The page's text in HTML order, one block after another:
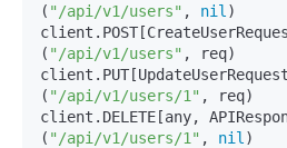
( "/api/v1/users" , nil )
( "/api/v1/users" , req)
( "/api/v1/users/1" , req)
client.DELETE[any,
( "/api/v1/users/1" , nil )